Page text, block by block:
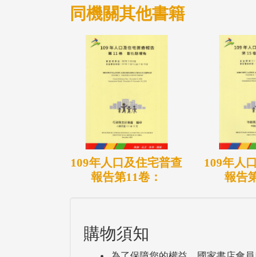
同機關其他書籍
109年人口及住宅普查
報告第11卷：
109年人
報告
購物須知